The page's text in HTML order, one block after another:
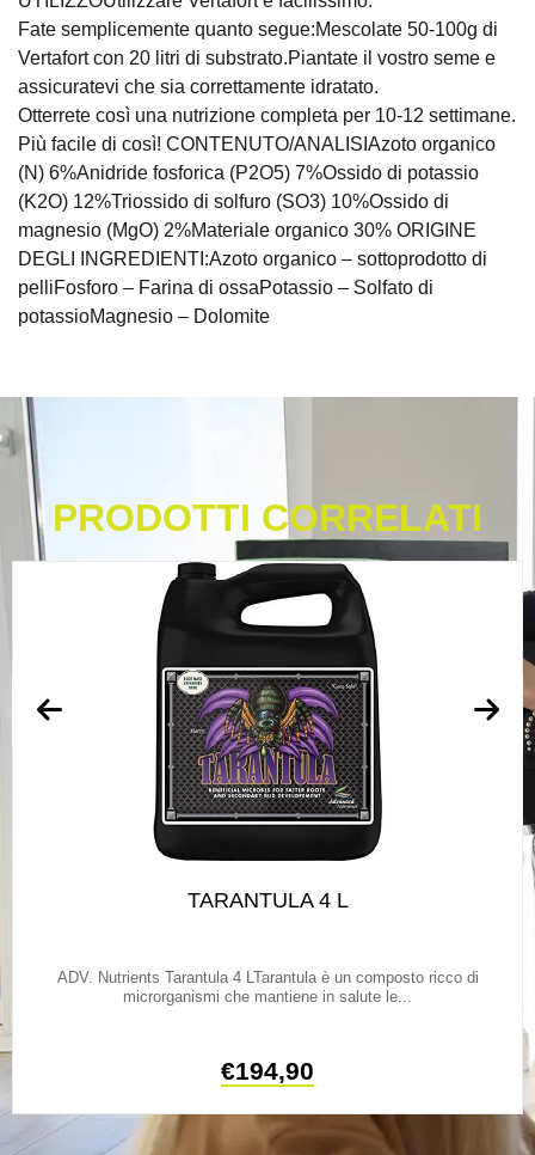
Fate semplicemente quanto segue:Mescolate 50-100g di
Vertafort con 20 litri di substrato.Piantate il vostro seme e
assicuratevi che sia correttamente idratato.
Otterrete così una nutrizione completa per 10-12 settimane.
Più facile di così! CONTENUTO/ANALISIAzoto organico
(N) 6%Anidride fosforica (P2O5) 7%Ossido di potassio
(K2O) 12%Triossido di solfuro (SO3) 10%Ossido di
magnesio (MgO) 2%Materiale organico 30% ORIGINE
DEGLI INGREDIENTI:Azoto organico – sottoprodotto di
pelliFosforo – Farina di ossaPotassio – Solfato di
potassioMagnesio – Dolomite
PRODOTTI CORRELATI
TARANTULA 4 L
ADV. Nutrients Tarantula 4 LTarantula è un composto ricco di
microrganismi che mantiene in salute le...
€194,90